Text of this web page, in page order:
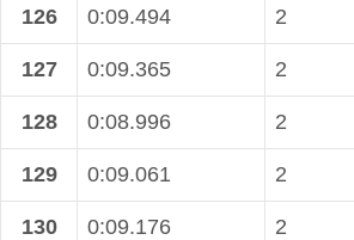
126 0:09.494 2
127 0:09.365 2
128 0:08.996 2
129 0:09.061 2
130 0:09.176 2